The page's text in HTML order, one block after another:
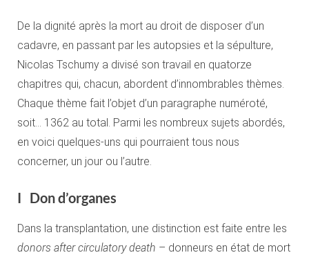
De la dignité après la mort au droit de disposer d’un
cadavre, en passant par les autopsies et la sépulture,
Nicolas Tschumy a divisé son travail en quatorze
chapitres qui, chacun, abordent d’innombrables thèmes.
Chaque thème fait l’objet d’un paragraphe numéroté,
soit… 1362 au total. Parmi les nombreux sujets abordés,
en voici quelques-uns qui pourraient tous nous
concerner, un jour ou l’autre.
I Don d’organes
Dans la transplantation, une distinction est faite entre les
donors after circulatory death – donneurs en état de mort